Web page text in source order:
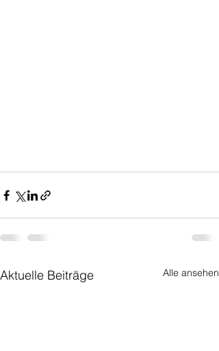
Aktuelle Beiträge Alle ansehen